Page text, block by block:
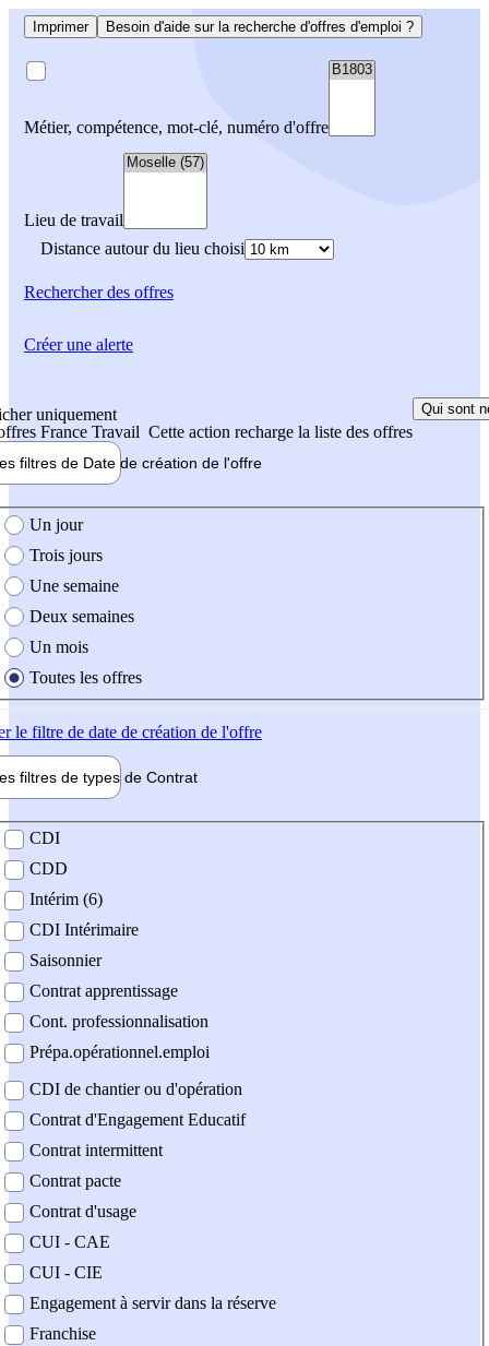
Imprimer Besoin d'aide sur la recherche d'offres d'emploi ?
Métier, compétence, mot-clé, numéro d'offre
Lieu de travail
Distance autour du lieu choisi
Rechercherdes offres
uniquement
France Travail Cette action recharge la liste des offres
Qui sont
filtres de Date de création de l'offre
création de l'offre
Un jour
Trois jours
Une semaine
Deux semaines
Un mois
Toutes les offres
le filtre de date de création de l'offre
filtres de types de Contrat
contrat
CDI
CDD
Intérim (6)
CDI Intérimaire
Saisonnier
Contrat apprentissage
Cont. professionnalisation
Prépa.opérationnel.emploi
CDI de chantier ou d'opération
Contrat d'Engagement Educatif
Contrat intermittent
Contrat pacte
Contrat d'usage
CUI - CAE
CUI - CIE
Engagement à servir dans la réserve
Franchise
Créer une alerte